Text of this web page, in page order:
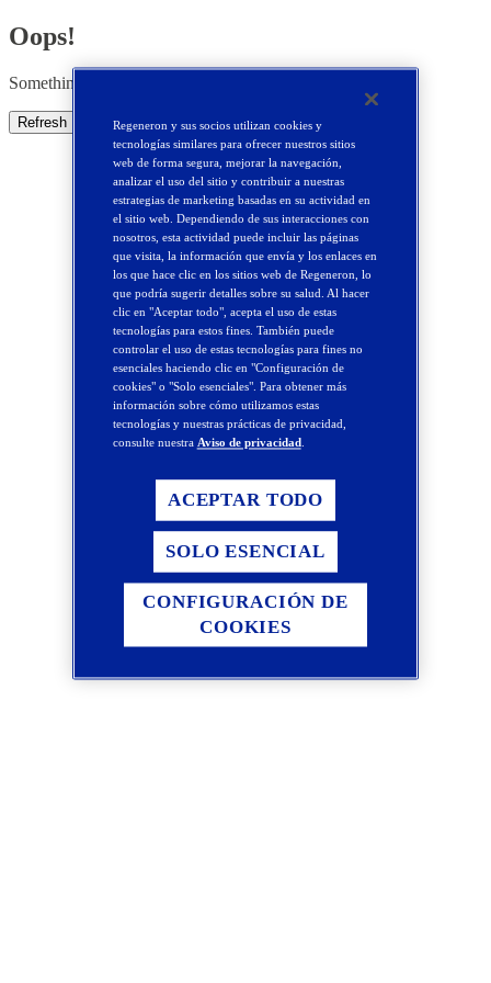
Oops!
Something went wrong. Please try refreshing the app
Refresh Regeneron y sus socios utilizan cookies y
tecnologías similares para ofrecer nuestros sitios
web de forma segura, mejorar la navegación,
analizar el uso del sitio y contribuir a nuestras
estrategias de marketing basadas en su actividad en
el sitio web. Dependiendo de sus interacciones con
nosotros, esta actividad puede incluir las páginas
que visita, la información que envía y los enlaces en
los que hace clic en los sitios web de Regeneron, lo
que podría sugerir detalles sobre su salud. Al hacer
clic en "Aceptar todo", acepta el uso de estas
tecnologías para estos fines. También puede
controlar el uso de estas tecnologías para fines no
esenciales haciendo clic en "Configuración de
cookies" o "Solo esenciales". Para obtener más
información sobre cómo utilizamos estas
tecnologías y nuestras prácticas de privacidad,
consulte nuestra Aviso de privacidad.
SOLO ESENCIAL
ACEPTAR TODO
CONFIGURACIÓN DE
COOKIES